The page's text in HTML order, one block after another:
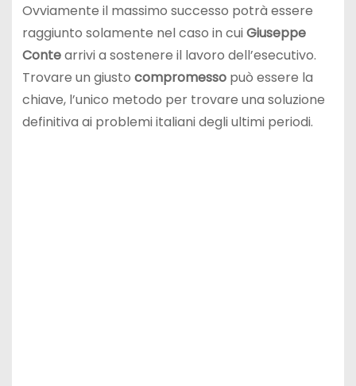
Ovviamente il massimo successo potrà essere
raggiunto solamente nel caso in cuiGiuseppe
Contearrivi a sostenere il lavoro dell’esecutivo.
Trovare un giusto compromessopuò essere la
chiave, l’unico metodo per trovare una soluzione
definitiva ai problemi italiani degli ultimi periodi.